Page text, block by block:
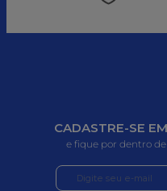
CADASTRE-SE
e fique por dentro